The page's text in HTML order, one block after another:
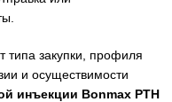
типа закупки, профиля
и осуществимости
инъекции Bonmax PTH